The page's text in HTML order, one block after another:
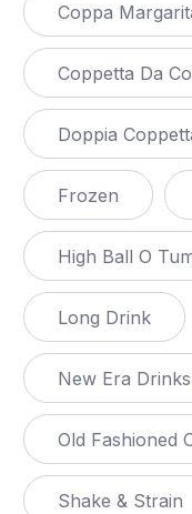
Coppa
Coppetta Da
Doppia
Frozen
High Ball O
Long Drink
New Era Drinks
Old Fashioned
Shake & Strain